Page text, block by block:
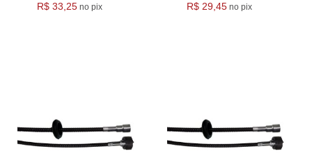
R$ 33,25 no pix R$ 29,45 no pix